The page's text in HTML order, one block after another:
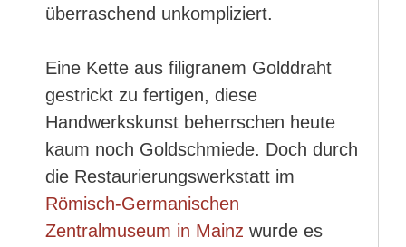
überraschend unkompliziert.
Eine Kette aus filigranem Golddraht
gestrickt zu fertigen, diese
Handwerkskunst beherrschen heute
kaum noch Goldschmiede. Doch durch
die Restaurierungswerkstatt im
Römisch-Germanischen
Zentralmuseum in Mainz wurde es